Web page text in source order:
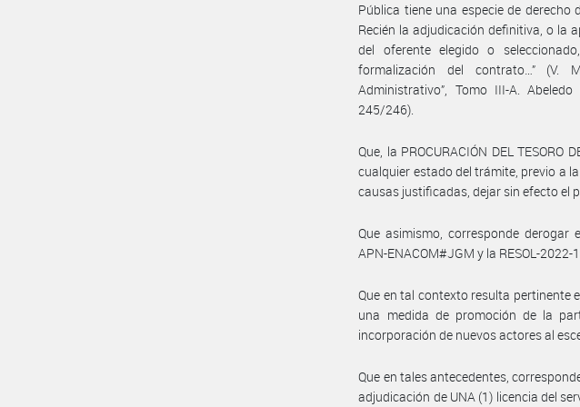
Pública tiene una especie de
Recién la adjudicación definitiva, o la
del oferente elegido o
formalización del contrato…” (V.
Administrativo”, Tomo III-A.
245/246).
Que, la PROCURACIÓN DEL
cualquier estado del trámite, previo a
causas justificadas, dejar sin efecto el
Que asimismo, corresponde derogar
APN-ENACOM#JGM y la RESOL-
Que en tal contexto resulta
una medida de promoción de la
incorporación de nuevos actores al
Que en tales antecedentes,
adjudicación de UNA (1) licencia del